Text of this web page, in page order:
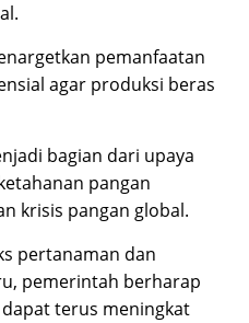
pemanfaatan
agar produksi beras
bagian dari upaya
pangan
krisis pangan global.
pertanaman dan
pemerintah berharap
terus meningkat